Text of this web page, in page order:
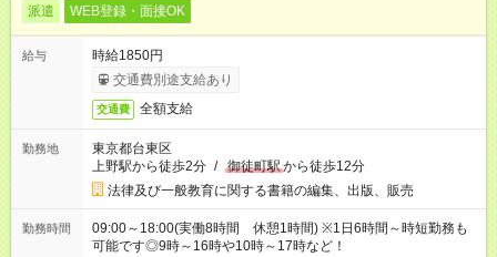
派遣 WEB登録・面接OK
給与
時給1850円
交通費別途支給あり
交通費 全額支給
勤務地
東京都台東区
上野駅から徒歩2分 / 御徒町駅から徒歩12分
法律及び一般教育に関する書籍の編集、出版、販売
勤務時間
09:00～18:00(実働8時間 休憩1時間) ※1日6時間～時短勤務も
可能です◎9時～16時や10時～17時など！